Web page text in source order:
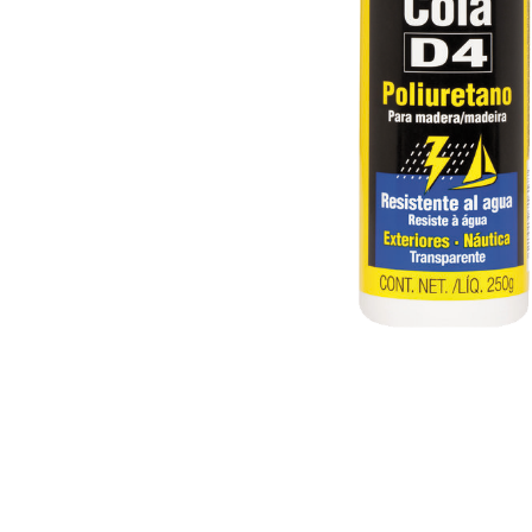
ILUMINACIÓN
JARDÍN
MOBILIARIO Y
PEQUEÑO
PINTURAS Y
TEXTIL HOGAR